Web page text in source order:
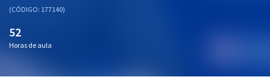
(CÓDIGO: 177140)
52
Horas de aula